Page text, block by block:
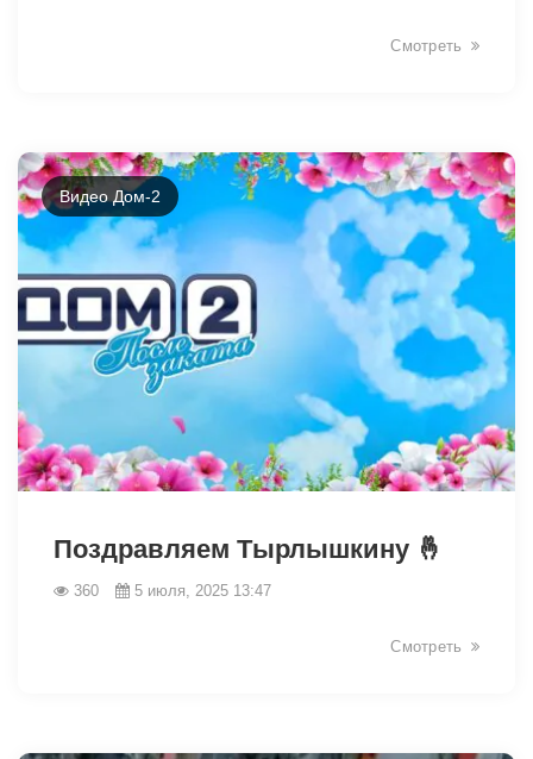
Смотреть
Видео Дом-2
Поздравляем Тырлышкину 🤞
360 5 июля, 2025 13:47
Смотреть